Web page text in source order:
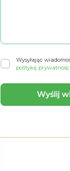
Wysyłając
politykę